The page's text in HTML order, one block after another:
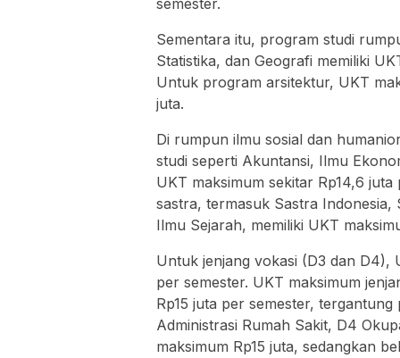
semester.
Sementara itu, program studi
Statistika, dan Geografi memiliki
Untuk program arsitektur, UKT
juta.
Di rumpun ilmu sosial dan
studi seperti Akuntansi, Ilmu
UKT maksimum sekitar Rp14,6
sastra, termasuk Sastra
Ilmu Sejarah, memiliki UKT
Untuk jenjang vokasi (D3 dan D4),
per semester. UKT maksimum
Rp15 juta per semester,
Administrasi Rumah Sakit, D4
maksimum Rp15 juta, sedangkan